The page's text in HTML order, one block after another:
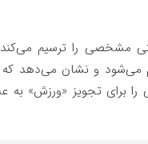
مشخصی را ترسیم
می‌شود و نشان می‌دهد که
را برای تجویز «ورزش»